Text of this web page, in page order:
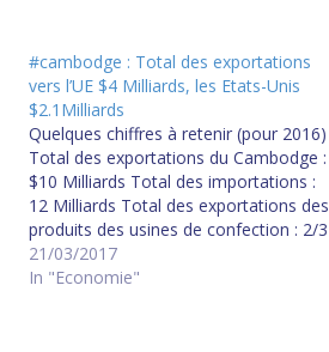
#cambodge : Total des exportations
vers l’UE $4 Milliards, les Etats-Unis
$2.1Milliards
Quelques chiffres à retenir (pour 2016)
Total des exportations du Cambodge :
$10 Milliards Total des importations :
12 Milliards Total des exportations des
produits des usines de confection : 2/3
de 10$ = $6.6 Milliards Total des
exportations vers l'Union Européenne :
21/03/2017
In "Economie"